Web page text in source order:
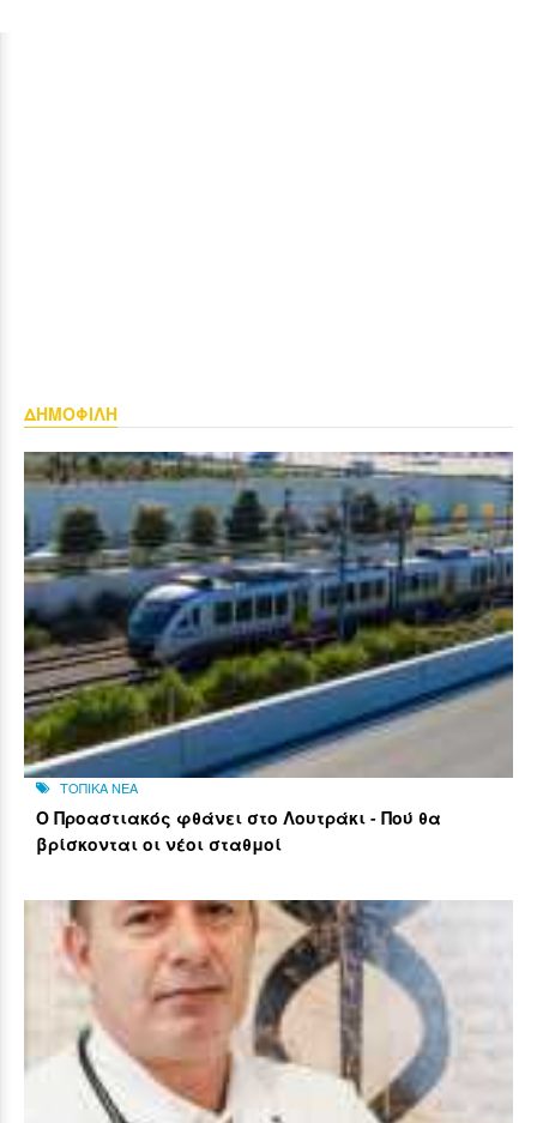
ΔΗΜΟΦΙΛΗ
ΤΟΠΙΚΑ ΝΕΑ
Ο Προαστιακός φθάνει στο Λουτράκι - Πού θα
βρίσκονται οι νέοι σταθμοί